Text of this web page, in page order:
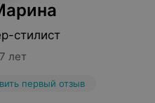
стилист
лет
первый отзыв